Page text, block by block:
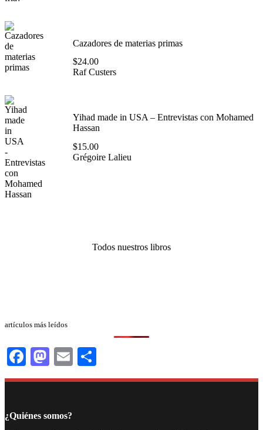
Cazadores de materias primas
$24.00
Raf Custers
Yihad made in USA – Entrevistas con Mohamed
Hassan
$15.00
Grégoire Lalieu
Todos nuestros libros
artículos más leídos
Facebook
Mastodon
Email
¿Quiénes somos?